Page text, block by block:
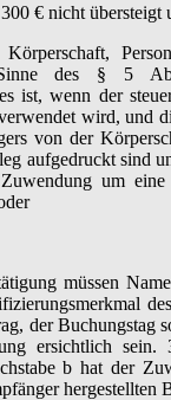
€ nicht übersteigt
Sinne des § 5
ist, wenn der
wird, und
von der
aufgedruckt sind
um eine
müssen
der Buchungstag
ersichtlich sein.
b hat der
hergestellten